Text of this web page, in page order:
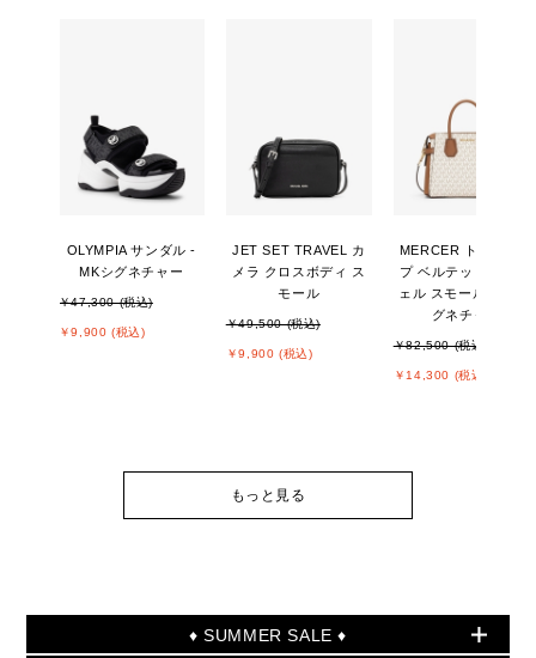
OLYMPIA サンダル -
MKシグネチャー
￥47,300 (税込)
￥9,900 (税込)
JET SET TRAVEL カ
メラ クロスボディ ス
モール
￥49,500 (税込)
￥9,900 (税込)
MERCER トップジッ
プ ベルテッド サッチ
ェル スモール - MKシ
グネチャー
￥82,500 (税込)
￥14,300 (税込)
もっと見る
♦ SUMMER SALE ♦